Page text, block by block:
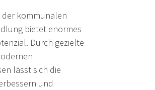
der kommunalen
bietet enormes
Durch gezielte
lässt sich die
und